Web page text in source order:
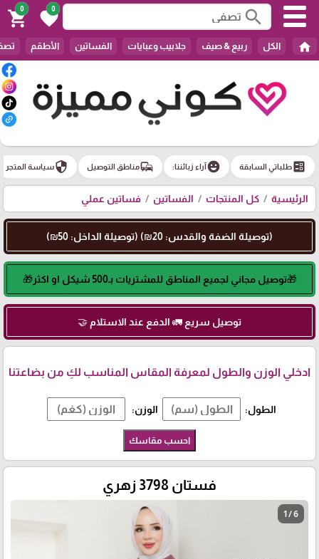
search
0
favorite
0
shopping_cart
home الكل ربيع & صيف جلابيب وعبايات الفساتين الأطقم
ballotطلباتي السابقة emoji_emotionsآراء زبائننا: commuteمناطق التوصيل securityسياسة المتجر
الرئيسية كل المنتجات الفساتين فساتين عملي
(توصيلة الضفة والقدس: 20₪) (توصيلة الداخل: 50₪)
🎁توصيل مجاني لجميع المناطق للمشتريات بـ500 شيكل او اكثر🎁
توصيل سريع 🚛 الدفع عند الاستلام 🤝
ادخلي الوزن والطول لمعرفة المقاس المناسب لكِ من بضاعتنا
الطول: الوزن:
احسب مقاسك
فستان 3798 زهري
1 / 6